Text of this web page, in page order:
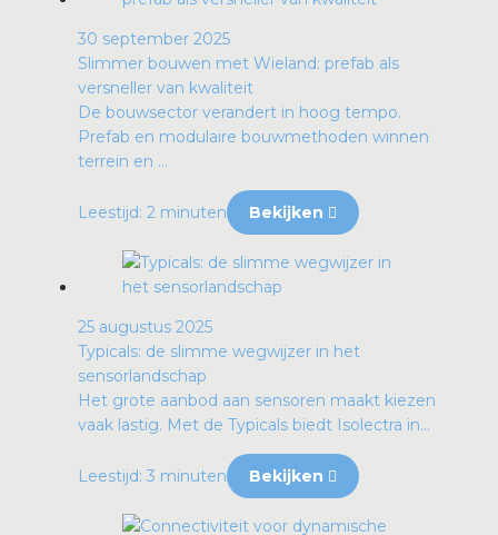
30 september 2025
Slimmer bouwen met Wieland: prefab als
versneller van kwaliteit
De bouwsector verandert in hoog tempo.
Prefab en modulaire bouwmethoden winnen
terrein en ...
Leestijd: 2 minuten Bekijken
25 augustus 2025
Typicals: de slimme wegwijzer in het
sensorlandschap
Het grote aanbod aan sensoren maakt kiezen
vaak lastig. Met de Typicals biedt Isolectra in...
Leestijd: 3 minuten Bekijken